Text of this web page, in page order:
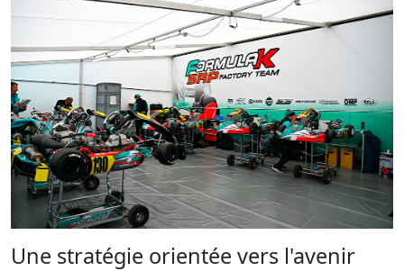
Une stratégie orientée vers l'avenir